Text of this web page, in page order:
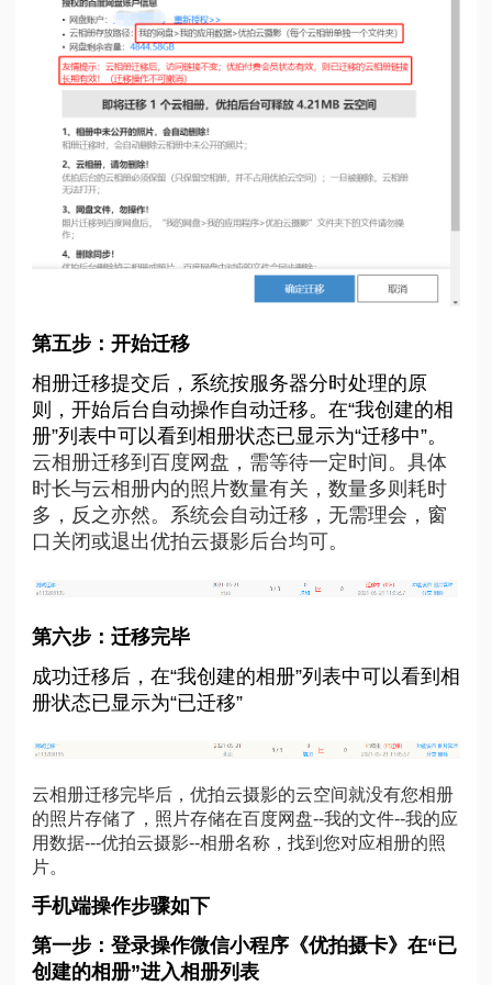
第五步：开始迁移
相册迁移提交后，系统按服务器分时处理的原
则，开始后台自动操作自动迁移。在“我创建的相
册”列表中可以看到相册状态已显示为“迁移中”。
云相册迁移到百度网盘，需等待一定时间。具体
时长与云相册内的照片数量有关，数量多则耗时
多，反之亦然。系统会自动迁移，无需理会，窗
口关闭或退出优拍云摄影后台均可。
第六步：迁移完毕
成功迁移后，在“我创建的相册”列表中可以看到相
册状态已显示为“已迁移”
云相册迁移完毕后，优拍云摄影的云空间就没有您相册
的照片存储了，照片存储在百度网盘--我的文件--我的应
用数据---优拍云摄影--相册名称，找到您对应相册的照
片。
手机端操作步骤如下
第一步：登录操作微信小程序《优拍摄卡》在“已
创建的相册”进入相册列表